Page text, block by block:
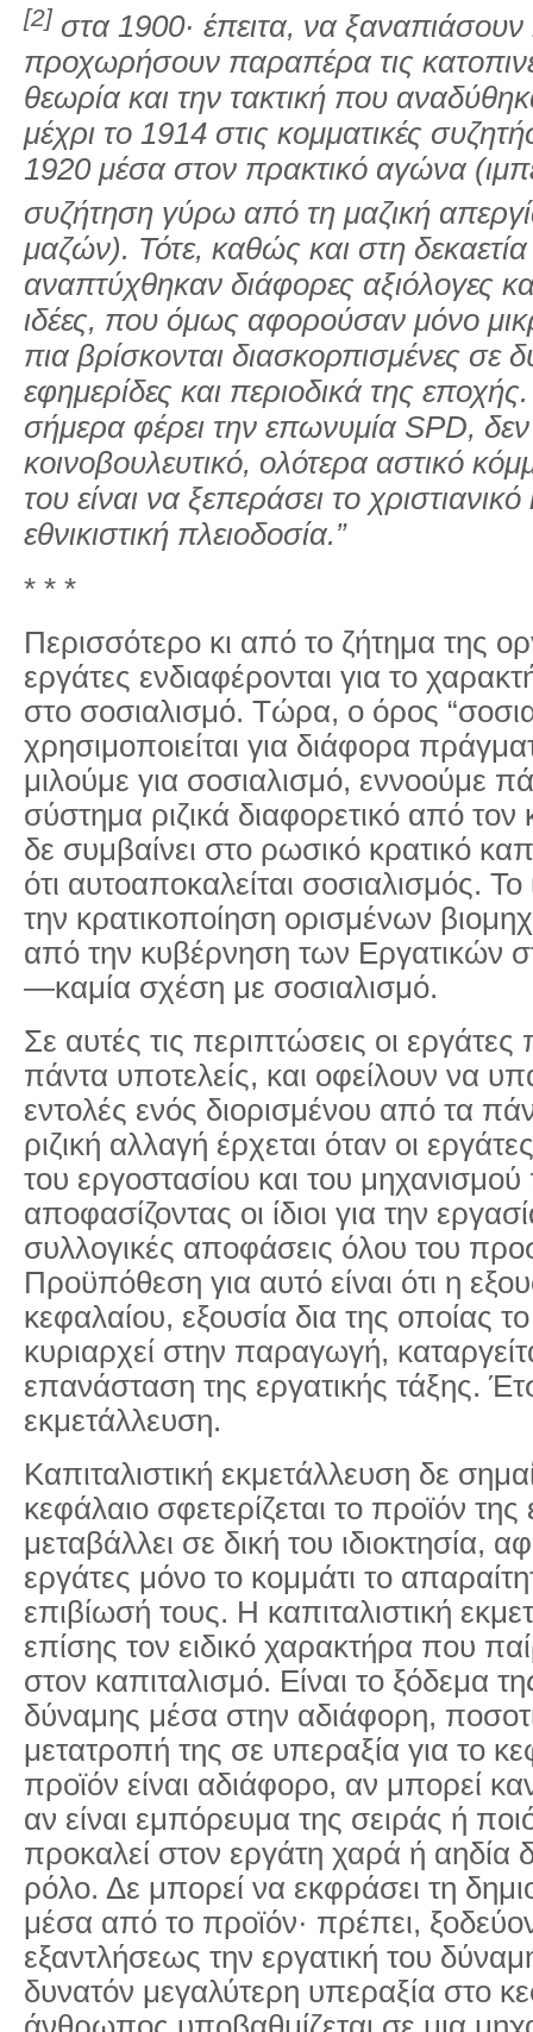
[2] στα 1900· έπειτα, να ξαναπιάσουν
προχωρήσουν παραπέρα τις
θεωρία και την τακτική που
μέχρι το 1914 στις κομματικές
1920 μέσα στον πρακτικό αγώνα
συζήτηση γύρω από τη μαζική
μαζών). Τότε, καθώς και στη δεκαετία
αναπτύχθηκαν διάφορες αξιόλογες
ιδέες, που όμως αφορούσαν μόνο
πια βρίσκονται διασκορπισμένες σε
εφημερίδες και περιοδικά της
σήμερα φέρει την επωνυμία SPD,
κοινοβουλευτικό, ολότερα αστικό
του είναι να ξεπεράσει το
εθνικιστική πλειοδοσία.”
* * *
Περισσότερο κι από το ζήτημα της
εργάτες ενδιαφέρονται για το
στο σοσιαλισμό. Τώρα, ο όρος
χρησιμοποιείται για διάφορα
μιλούμε για σοσιαλισμό, εννοούμε
σύστημα ριζικά διαφορετικό από τον
δε συμβαίνει στο ρωσικό κρατικό
ότι αυτοαποκαλείται σοσιαλισμός. Το
την κρατικοποίηση ορισμένων
από την κυβέρνηση των Εργατικών
―καμία σχέση με σοσιαλισμό.
Σε αυτές τις περιπτώσεις οι
πάντα υποτελείς, και οφείλουν να
εντολές ενός διορισμένου από τα
ριζική αλλαγή έρχεται όταν οι
του εργοστασίου και του
αποφασίζοντας οι ίδιοι για την
συλλογικές αποφάσεις όλου του
Προϋπόθεση για αυτό είναι ότι η
κεφαλαίου, εξουσία δια της οποίας
κυριαρχεί στην παραγωγή,
επανάσταση της εργατικής τάξης.
εκμετάλλευση.
Καπιταλιστική εκμετάλλευση δε
κεφάλαιο σφετερίζεται το προϊόν της
μεταβάλλει σε δική του ιδιοκτησία,
εργάτες μόνο το κομμάτι το
επιβίωσή τους. Η καπιταλιστική
επίσης τον ειδικό χαρακτήρα που
στον καπιταλισμό. Είναι το ξόδεμα
δύναμης μέσα στην αδιάφορη,
μετατροπή της σε υπεραξία για το
προϊόν είναι αδιάφορο, αν μπορεί
αν είναι εμπόρευμα της σειράς ή
προκαλεί στον εργάτη χαρά ή αηδία
ρόλο. Δε μπορεί να εκφράσει τη
μέσα από το προϊόν· πρέπει,
εξαντλήσεως την εργατική του
δυνατόν μεγαλύτερη υπεραξία στο